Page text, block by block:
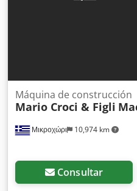
Μικροχώρι 10,974 km
Máquina de construcción
Mario Croci & Figli
Consultar